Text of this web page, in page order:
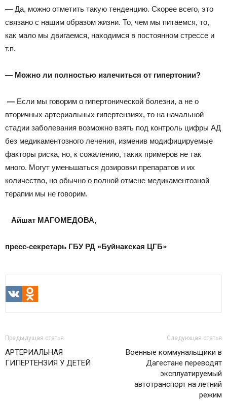
— Да, можно отметить такую тенденцию. Скорее всего, это
связано с нашим образом жизни. То, чем мы питаемся, то,
как мало мы двигаемся, находимся в постоянном стрессе и
т.п.
— Можно ли полностью излечиться от гипертонии?
— Если мы говорим о гипертонической болезни, а не о
вторичных артериальных гипертензиях, то на начальной
стадии заболевания возможно взять под контроль цифры АД
без медикаментозного лечения, изменив модифицируемые
факторы риска, но, к сожалению, таких примеров не так
много. Могут уменьшаться дозировки препаратов и их
количество, но обычно о полной отмене медикаментозной
терапии мы не говорим.
Айшат МАГОМЕДОВА,
пресс-секретарь ГБУ РД «Буйнакская ЦГБ»
Предыдущая статья
АРТЕРИАЛЬНАЯ
ГИПЕРТЕНЗИЯ У ДЕТЕЙ
Следующая статья
Военные коммунальщики в
Дагестане переводят
эксплуатируемый
автотранспорт на летний
режим